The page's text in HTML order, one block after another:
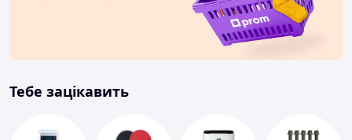
Тебе зацікавить